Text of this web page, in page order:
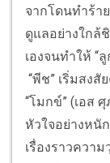
จากโดนทำร้า
ดูแลอย่างใกล้
เองจนทำให้ “
“พีช” เริ่มสง
“โมกข์” (เอส
หัวใจอย่างหนั
เรื่องราวควา